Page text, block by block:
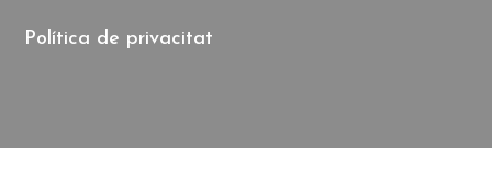
Política de privacitat